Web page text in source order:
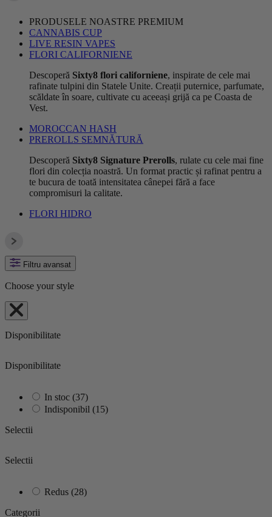
PRODUSELE NOASTRE PREMIUM
CANNABIS CUP
LIVE RESIN VAPES
FLORI CALIFORNIENE
Descoperă Sixty8 flori californiene, inspirate de cele mai
rafinate tulpini din Statele Unite. Creații puternice, parfumate,
scăldate în soare, cultivate cu aceeași grijă ca pe Coasta de
Vest.
MOROCCAN HASH
PREROLLS SEMNĂTURĂ
Descoperă Sixty8 Signature Prerolls, rulate cu cele mai fine
flori din colecția noastră. Un format practic și rafinat pentru a
te bucura de toată intensitatea cânepei fără a face
compromisuri la calitate.
FLORI HIDRO
Filtru avansat
Choose your style
Disponibilitate
Disponibilitate
In stoc (37)
Indisponibil (15)
Selectii
Selectii
Redus (28)
Categorii